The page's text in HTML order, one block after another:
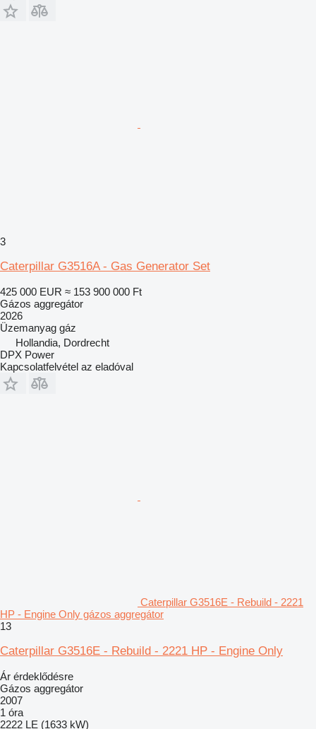
3
Caterpillar G3516A - Gas Generator Set
425 000 EUR ≈ 153 900 000 Ft
Gázos aggregátor
2026
Üzemanyag gáz
Hollandia, Dordrecht
DPX Power
Kapcsolatfelvétel az eladóval
Caterpillar G3516E - Rebuild - 2221
HP - Engine Only gázos aggregátor
13
Caterpillar G3516E - Rebuild - 2221 HP - Engine Only
Ár érdeklődésre
Gázos aggregátor
2007
1 óra
2222 LE (1633 kW)